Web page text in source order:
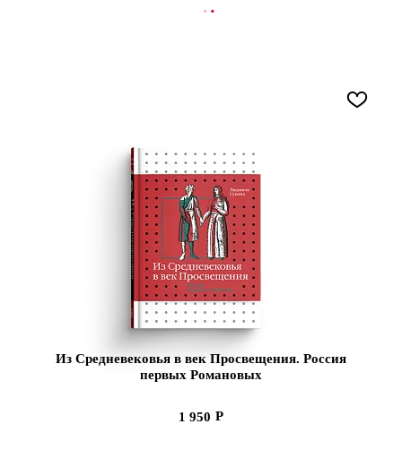
В КОРЗИНУ
Из Средневековья в век Просвещения. Россия
первых Романовых
1 950